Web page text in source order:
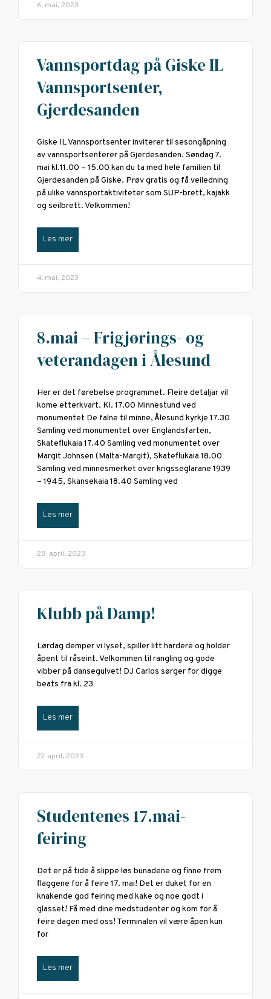
6. mai, 2023
Vannsportdag på Giske IL
Vannsportsenter,
Gjerdesanden
Giske IL Vannsportsenter inviterer til sesongåpning
av vannsportsenterer på Gjerdesanden. Søndag 7.
mai kl.11.00 – 15.00 kan du ta med hele familien til
Gjerdesanden på Giske. Prøv gratis og få veiledning
på ulike vannsportaktiviteter som SUP-brett, kajakk
og seilbrett. Velkommen!
Les mer
4. mai, 2023
8.mai – Frigjørings- og
veterandagen i Ålesund
Her er det førebelse programmet. Fleire detaljar vil
kome etterkvart. Kl. 17.00 Minnestund ved
monumentet De falne til minne, Ålesund kyrkje 17.30
Samling ved monumentet over Englandsfarten,
Skateflukaia 17.40 Samling ved monumentet over
Margit Johnsen (Malta-Margit), Skateflukaia 18.00
Samling ved minnesmerket over krigsseglarane 1939
– 1945, Skansekaia 18.40 Samling ved
Les mer
28. april, 2023
Klubb på Damp!
Lørdag demper vi lyset, spiller litt hardere og holder
åpent til råseint. Velkommen til rangling og gode
vibber på dansegulvet! DJ Carlos sørger for digge
beats fra kl. 23
Les mer
27. april, 2023
Studentenes 17.mai-
feiring
Det er på tide å slippe løs bunadene og finne frem
flaggene for å feire 17. mai! Det er duket for en
knakende god feiring med kake og noe godt i
glasset! Få med dine medstudenter og kom for å
feire dagen med oss! Terminalen vil være åpen kun
for
Les mer